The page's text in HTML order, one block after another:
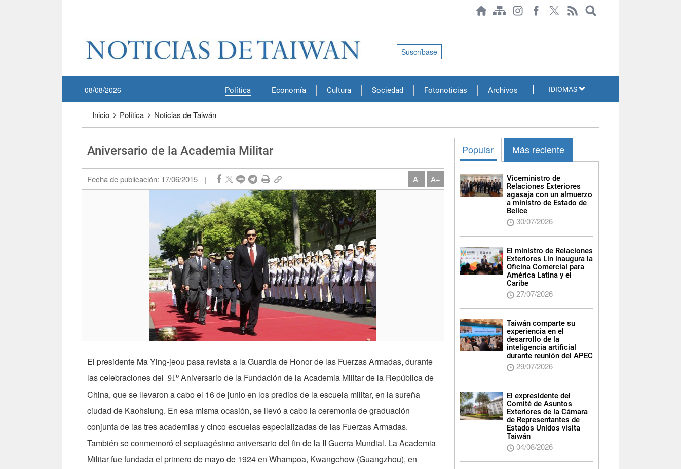
Política Economía Cultura Sociedad Fotonoticias Archivos
08/08/2026
Suscríbase
IDIOMAS
Inicio Política Noticias de Taiwán
Aniversario de la Academia Militar
Fecha de publicación: 17/06/2015 | A- A+
El presidente Ma Ying-jeou pasa revista a la Guardia de Honor de las Fuerzas Armadas, durante
las celebraciones del 91ºAniversario de la Fundación de la Academia Militar de la República de
China, que se llevaron a cabo el 16 de junio en los predios de la escuela militar, en la sureña
ciudad de Kaohsiung. En esa misma ocasión, se llevó a cabo la ceremonia de graduación
conjunta de las tres academias y cinco escuelas especializadas de las Fuerzas Armadas.
También se conmemoró el septuagésimo aniversario del fin de la II Guerra Mundial. La Academia
Militar fue fundada el primero de mayo de 1924 en Whampoa, Kwangchow (Guangzhou), en
Popular Más reciente
Viceministro de
Relaciones Exteriores
agasaja con un almuerzo
a ministro de Estado de
Belice
30/07/2026
El ministro de Relaciones
Exteriores Lin inaugura la
Oficina Comercial para
América Latina y el
Caribe
27/07/2026
Taiwán comparte su
experiencia en el
desarrollo de la
inteligencia artificial
durante reunión del APEC
29/07/2026
El expresidente del
Comité de Asuntos
Exteriores de la Cámara
de Representantes de
Estados Unidos visita
Taiwán
04/08/2026